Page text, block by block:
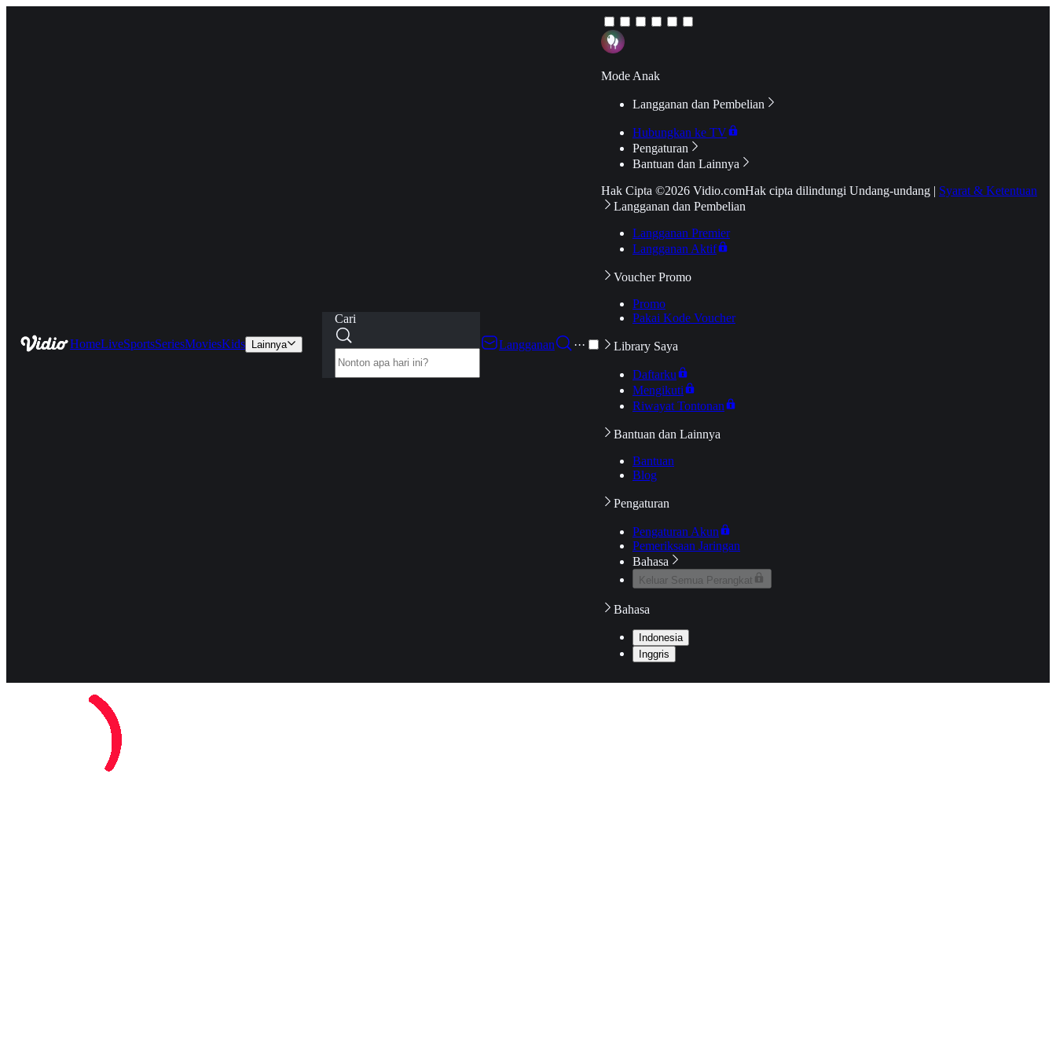
HomeLiveSportsSeriesMoviesKids Lainnya
Cari
Langganan
···
Mode Anak
Langganan dan Pembelian
Hubungkan ke TV
Pengaturan
Bantuan dan Lainnya
Hak Cipta ©2026 Vidio.comHak cipta dilindungi Undang-undang | Syarat & Ketentuan
Langganan dan Pembelian
Langganan Premier
Langganan Aktif
Voucher Promo
Promo
Pakai Kode Voucher
Library Saya
Daftarku
Mengikuti
Riwayat Tontonan
Bantuan dan Lainnya
Bantuan
Blog
Pengaturan
Pengaturan Akun
Pemeriksaan Jaringan
Bahasa
Keluar Semua Perangkat
Bahasa
Indonesia
Inggris